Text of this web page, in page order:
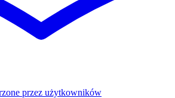
przez użytkowników